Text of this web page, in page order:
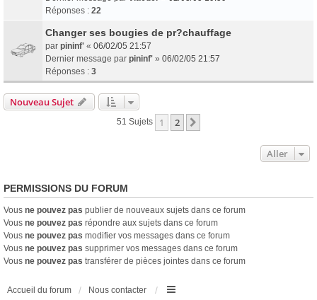
Réponses : 22
Changer ses bougies de pr?chauffage
par pininf' « 06/02/05 21:57
Dernier message par pininf' » 06/02/05 21:57
Réponses : 3
Nouveau Sujet
51 Sujets 1 2
Aller
PERMISSIONS DU FORUM
Vous ne pouvez pas publier de nouveaux sujets dans ce forum
Vous ne pouvez pas répondre aux sujets dans ce forum
Vous ne pouvez pas modifier vos messages dans ce forum
Vous ne pouvez pas supprimer vos messages dans ce forum
Vous ne pouvez pas transférer de pièces jointes dans ce forum
Accueil du forum Nous contacter